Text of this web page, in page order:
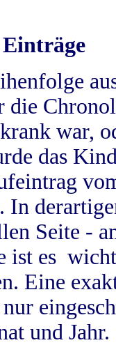
die
war,
das
In
Seite -
ist es
Eine
und Jahr.